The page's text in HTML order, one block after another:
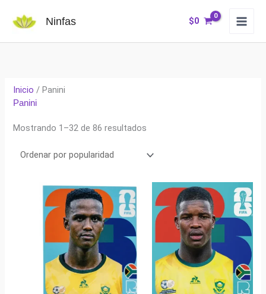
Ninfas $0
Inicio / Panini
Panini
Mostrando 1–32 de 86 resultados
popularidad